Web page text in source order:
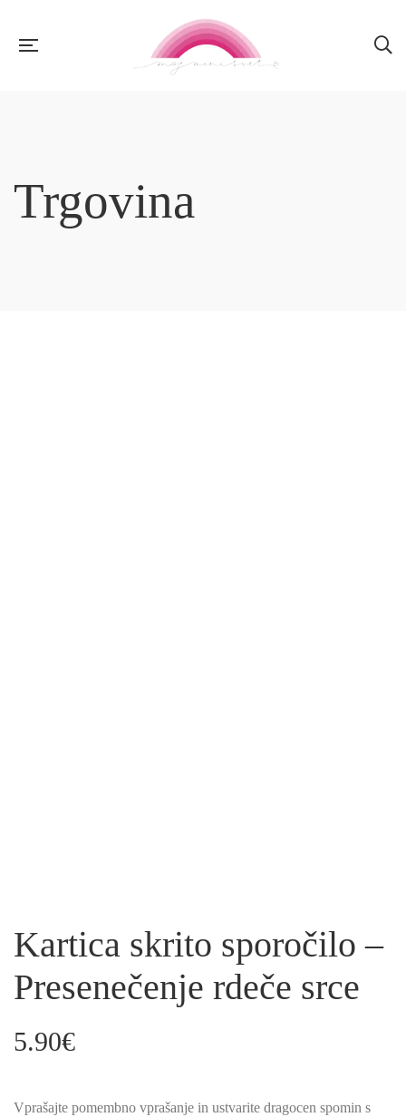
Trgovina
Kartica skrito sporočilo –
Presenečenje rdeče srce
5.90€
Vprašajte pomembno vprašanje in ustvarite dragocen spomin s